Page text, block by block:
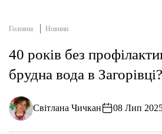
Головна Новини
40 років без
брудна вода в Загорівці?
Світлана Чичкан 08 Лип